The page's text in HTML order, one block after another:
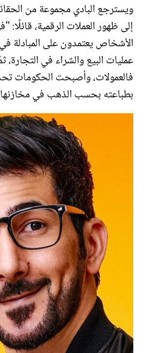
ويسترجع البادي مجموعة من
إلى ظهور العملات الرقمية،
الأشخاص يعتمدون على المبادلة
عمليات البيع والشراء في
فالعمولات، وأصبحت الحكومات
بطباعته بحسب الذهب في